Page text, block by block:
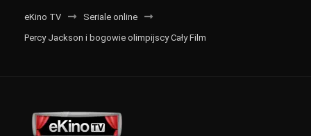
eKino TV
Seriale online
Percy Jackson i bogowie olimpijscy Cały Film